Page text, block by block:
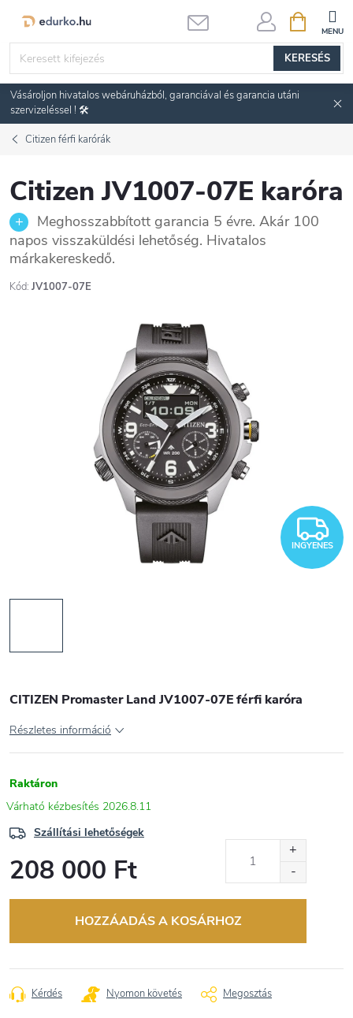
KERESÉS
KOSÁR
Vásároljon hivatalos webáruházból, garanciával és garancia utáni
szervizeléssel ! 🛠️
Citizen férfi karórák
Citizen JV1007-07E karóra
Meghosszabbított garancia 5 évre. Akár 100
napos visszaküldési lehetőség. Hivatalos
márkakereskedő.
Kód: JV1007-07E
INGYENES
CITIZEN Promaster Land JV1007-07E férfi karóra
Részletes információ
Raktáron
2026.8.11
Szállítási lehetőségek
208 000 Ft
HOZZÁADÁS A KOSÁRHOZ
Kérdés Nyomon követés Megosztás